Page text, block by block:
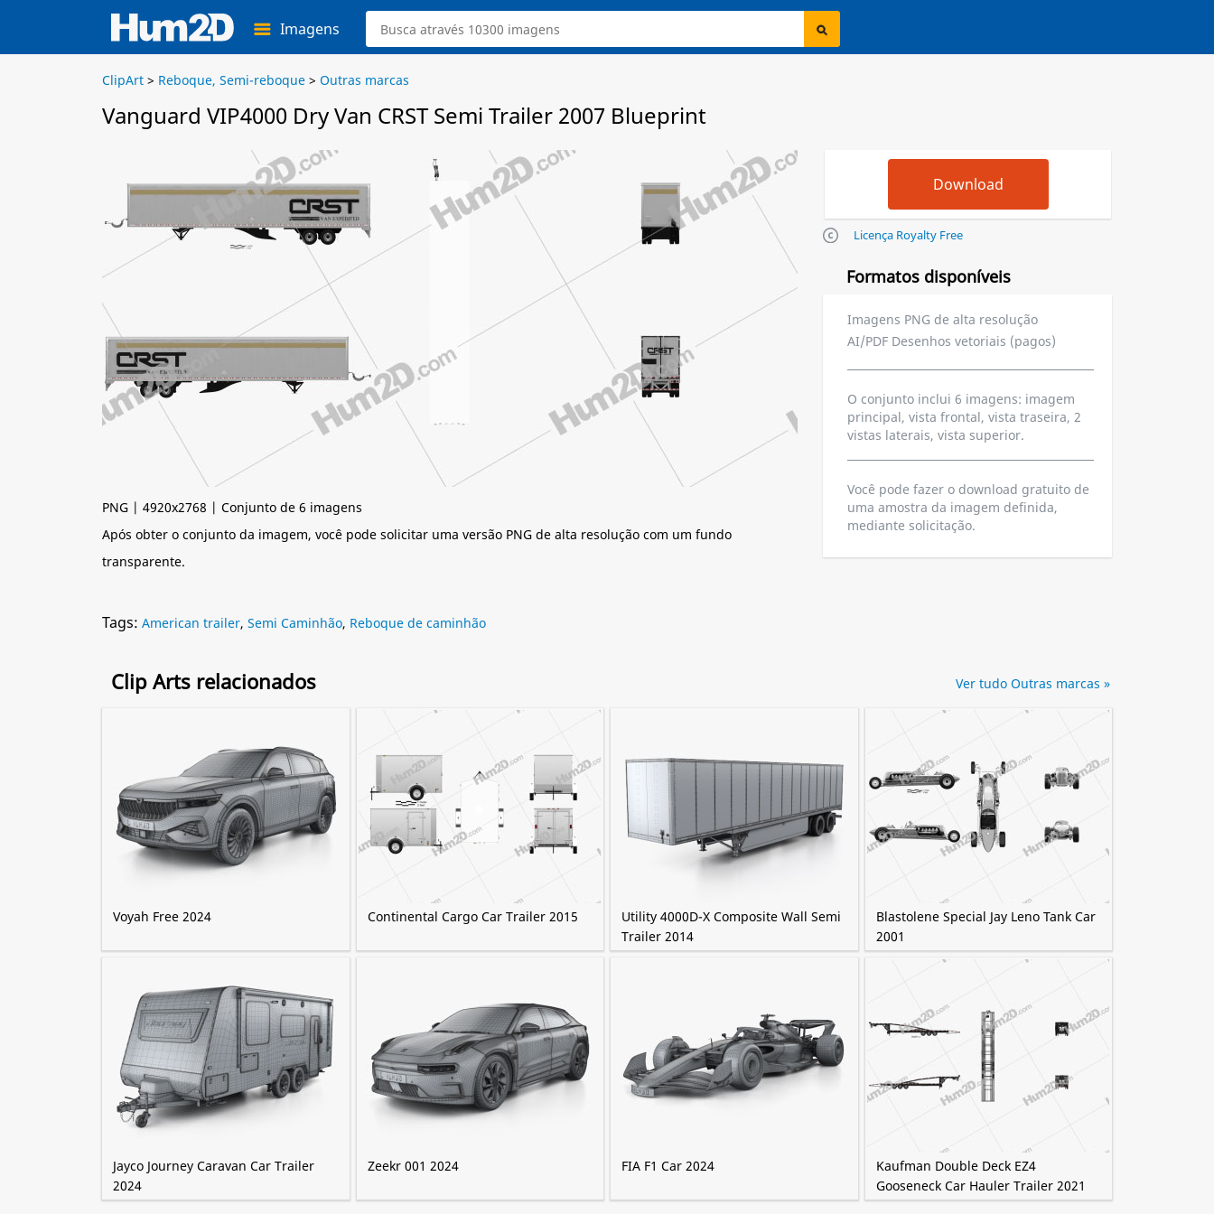
Imagens
ClipArt > Reboque, Semi-reboque > Outras marcas
Vanguard VIP4000 Dry Van CRST Semi Trailer 2007 Blueprint
PNG | 4920x2768 | Conjunto de 6 imagens
Após obter o conjunto da imagem, você pode solicitar uma versão PNG de alta resolução com um fundo
transparente.
Licença Royalty Free
Formatos disponíveis
Imagens PNG de alta resolução
AI/PDF Desenhos vetoriais (pagos)
O conjunto inclui 6 imagens: imagem
principal, vista frontal, vista traseira, 2
vistas laterais, vista superior.
Você pode fazer o download gratuito de
uma amostra da imagem definida,
mediante solicitação.
Tags: American trailer, Semi Caminhão, Reboque de caminhão
Clip Arts relacionados
Voyah Free 2024 Continental Cargo Car Trailer 2015
Utility 4000D-X Composite Wall Semi
Trailer 2014
Blastolene Special Jay Leno Tank Car
2001
Jayco Journey Caravan Car Trailer
2024
Zeekr 001 2024 FIA F1 Car 2024
Kaufman Double Deck EZ4
Gooseneck Car Hauler Trailer 2021
Ver tudo Outras marcas »